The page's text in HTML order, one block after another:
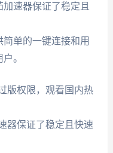
速器保证了稳定且
单的一键连接和用
。
版权限，观看国内热
器保证了稳定且快速